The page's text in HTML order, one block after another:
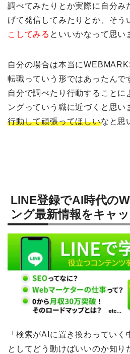
調べてみたりとか実際に自分み
げて発信してみたりとか、そう
こしてみる といいかなって思い
自分の場合は本当に
転職っていう形ではあったんで
自分で調べたり行動することに
ングっていう職に近づくと思い
行動して頑張ってほしいなと思
LINE登録でAI時代の
ング最新情報をキャッ
「検索がAIに置き換わってい
としてどう動けばいいのか知り